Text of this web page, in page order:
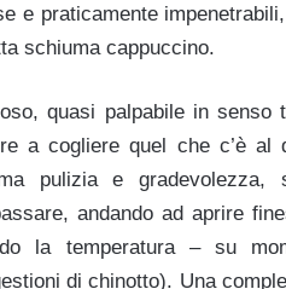
e praticamente
schiuma cappuccino.
quasi palpabile in senso
a cogliere quel che c’è al
pulizia e
andando ad aprire
la temperatura – su
di chinotto). Una